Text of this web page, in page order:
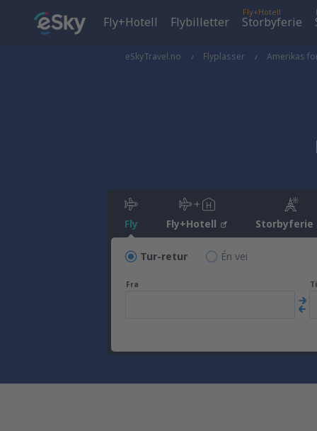
Fly+Hotell Flybilletter
Fly+Hotell
Storbyferie
eSkyTravel.no Flyplasser Amerikas
Fly Fly+Hotell Storbyferie
Tur-retur Én vei
Fra